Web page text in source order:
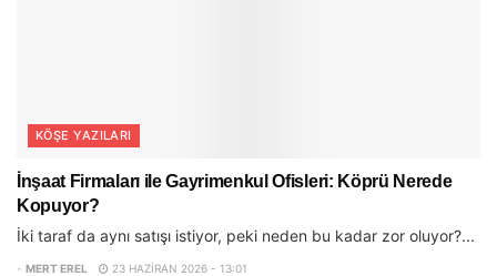
KÖŞE YAZILARI
İnşaat Firmaları ile Gayrimenkul Ofisleri: Köprü Nerede
Kopuyor?
İki taraf da aynı satışı istiyor, peki neden bu kadar zor oluyor?...
- MERT EREL 23 HAZIRAN 2026 - 13:01